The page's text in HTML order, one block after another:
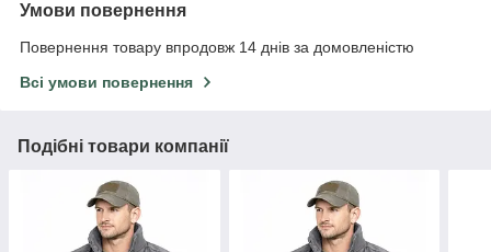
Умови повернення
Повернення товару впродовж 14 днів за домовленістю
Всі умови повернення
Подібні товари компанії